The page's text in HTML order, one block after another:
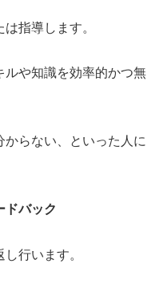
指導します。
ルや知識を効率的かつ無
らない、といった人に
ドバック
行います。